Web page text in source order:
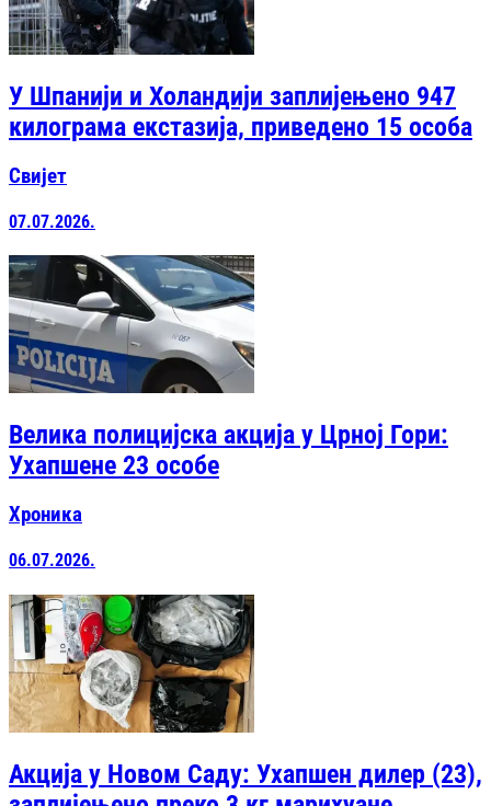
У Шпанији и Холандији заплијењено 947
килограма екстазија, приведено 15 особа
Свијет
07.07.2026.
Велика полицијска акција у Црној Гори:
Ухапшене 23 особе
Хроника
06.07.2026.
Акција у Новом Саду: Ухапшен дилер (23),